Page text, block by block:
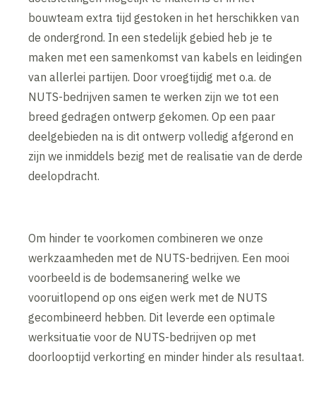
bouwteam extra tijd gestoken in het herschikken van
de ondergrond. In een stedelijk gebied heb je te
maken met een samenkomst van kabels en leidingen
van allerlei partijen. Door vroegtijdig met o.a. de
NUTS-bedrijven samen te werken zijn we tot een
breed gedragen ontwerp gekomen. Op een paar
deelgebieden na is dit ontwerp volledig afgerond en
zijn we inmiddels bezig met de realisatie van de derde
deelopdracht.
Om hinder te voorkomen combineren we onze
werkzaamheden met de NUTS-bedrijven. Een mooi
voorbeeld is de bodemsanering welke we
vooruitlopend op ons eigen werk met de NUTS
gecombineerd hebben. Dit leverde een optimale
werksituatie voor de NUTS-bedrijven op met
doorlooptijd verkorting en minder hinder als resultaat.